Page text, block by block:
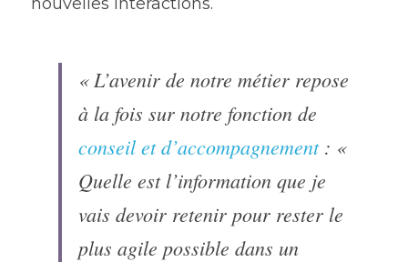
« L’avenir de notre métier repose
conseil et d’accompagnement : «
Quelle est l’information que je
vais devoir retenir pour rester le
plus agile possible dans un